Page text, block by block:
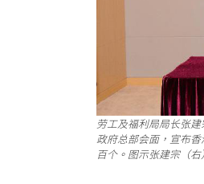
劳工及福利局局长张
政府总部会面，宣布
百个。图示张建宗（